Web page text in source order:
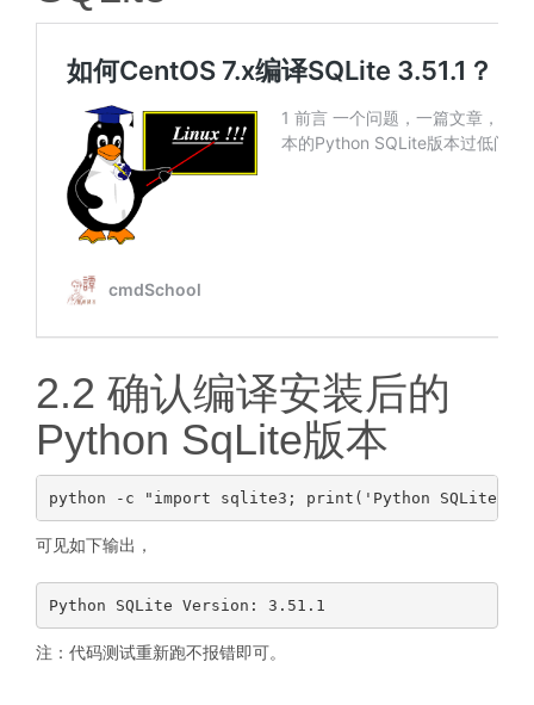
2.2 确认编译安装后的
Python SqLite版本
可见如下输出，
注：代码测试重新跑不报错即可。